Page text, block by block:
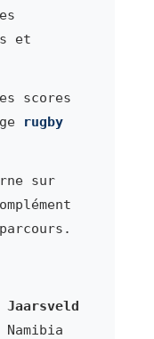
et
scores
rugby
sur
Jaarsveld